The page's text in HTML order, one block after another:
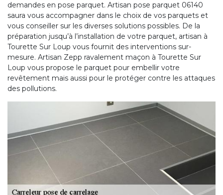
demandes en pose parquet. Artisan pose parquet 06140
saura vous accompagner dans le choix de vos parquets et
vous conseiller sur les diverses solutions possibles. De la
préparation jusqu’à l’installation de votre parquet, artisan à
Tourette Sur Loup vous fournit des interventions sur-
mesure. Artisan Zepp ravalement maçon à Tourette Sur
Loup vous propose le parquet pour embellir votre
revêtement mais aussi pour le protéger contre les attaques
des pollutions.